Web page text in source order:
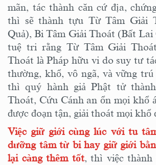
mãn, tác thành căn cứ địa,
thì sẽ thành tựu Từ Tâm Giải
Quả), Bi Tâm Giải Thoát (Bất Lai
tuệ tri rằng Từ Tâm Giải
Thoát là Pháp hữu vi do suy tư
thường, khổ, vô ngã, và vững
thì quý hành giả Phật tử
Thoát, Cứu Cánh an ổn mọi khổ
được đoạn tận, giải thoát mọi khổ
Việc giữ giới cùng lúc với tu
dưỡng tâm từ bi hay giữ giới
lại càng thêm tốt, thì việc